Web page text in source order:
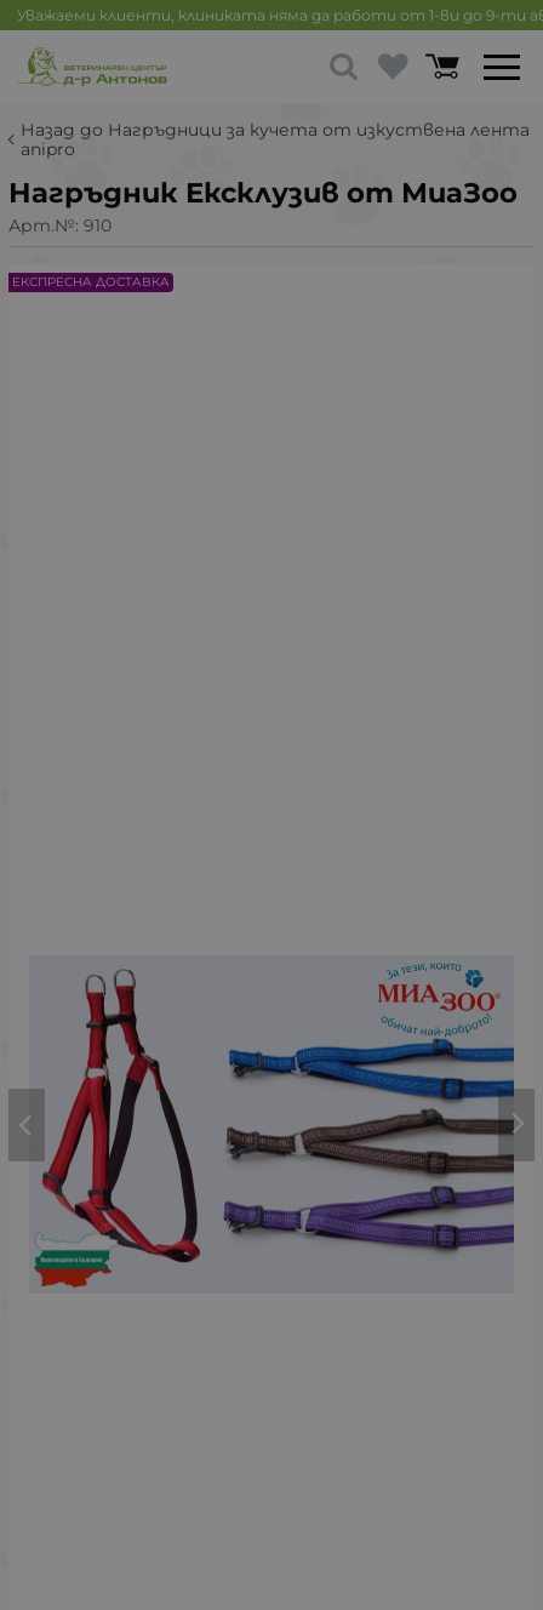
Уважаеми клиенти, клиниката няма да работи от 1-ви до 9-ти
Назад до Нагръдници за кучета от изкуствена лента
anipro
Нагръдник Ексклузив от МиаЗоо
Арт.№: 910
ЕКСПРЕСНА ДОСТАВКА